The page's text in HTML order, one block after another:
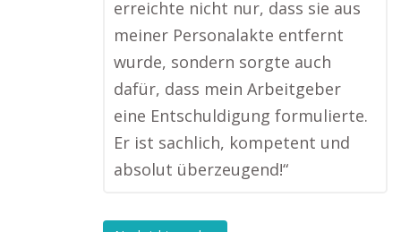
erreichte nicht nur, dass sie aus
meiner Personalakte entfernt
wurde, sondern sorgte auch
dafür, dass mein Arbeitgeber
eine Entschuldigung formulierte.
Er ist sachlich, kompetent und
absolut überzeugend!“